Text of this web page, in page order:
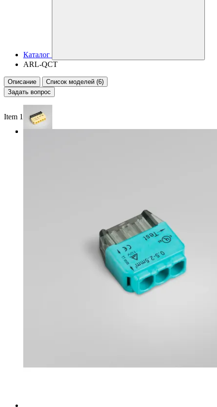
Каталог
ARL-QCT
Описание
Список моделей (6)
Задать вопрос
Item 1 of 3